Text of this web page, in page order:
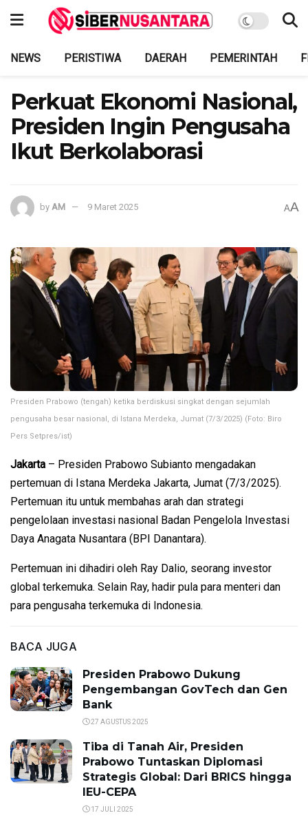
NEWS PERISTIWA DAERAH PEMERINTAH
Perkuat Ekonomi Nasional,
Presiden Ingin Pengusaha
Ikut Berkolaborasi
by AM 9 Maret 2025 AA
Presiden Prabowo (tengah) ketika berdiskusi singkat dengan sejumlah
pengusaha besar nasional, di Istana Merdeka, Jumat (7/3/2025) (Foto: Biro
Pers Setpres/ist)
Jakarta – Presiden Prabowo Subianto mengadakan
pertemuan di Istana Merdeka Jakarta, Jumat (7/3/2025).
Pertemuan itu untuk membahas arah dan strategi
pengelolaan investasi nasional Badan Pengelola Investasi
Daya Anagata Nusantara (BPI Danantara).
Pertemuan ini dihadiri oleh Ray Dalio, seorang investor
global terkemuka. Selain Ray, hadir pula para menteri dan
para pengusaha terkemuka di Indonesia.
BACA JUGA
Presiden Prabowo Dukung
Pengembangan GovTech dan Gen
Bank
27 AGUSTUS 2025
Tiba di Tanah Air, Presiden
Prabowo Tuntaskan Diplomasi
Strategis Global: Dari BRICS hingga
IEU-CEPA
17 JULI 2025